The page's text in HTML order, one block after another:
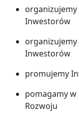
organizujemy
Inwestorów
Inwestorów
promujemy
pomagamy
Rozwoju